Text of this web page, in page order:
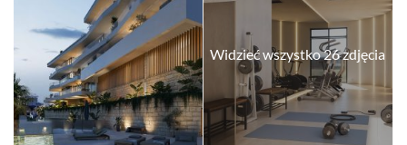
Widzieć wszystko 26 zdjęcia